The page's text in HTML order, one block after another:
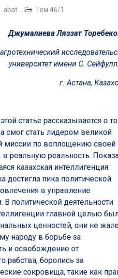
abat Том 46/1
Джумалиева Ляззат
университет имени С.
г. Астана,
статье рассказывается о
смог стать лидером великой
миссии по воплощению своей
реальную реальность.
казахская интеллигенция
достигла пика политической
в управление
В политической деятельности
главной целью
ценностей, они не
народу в борьбе за
и освобождение от
рабства, боролись за
сокровища, такие как